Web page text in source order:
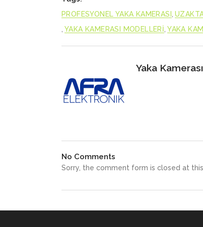
PROFESYONEL YAKA KAMERASI
YAKA KAMERASI MODELLERİ YAKA
Yaka Kamerası
No Comments
Sorry, the comment form is closed at